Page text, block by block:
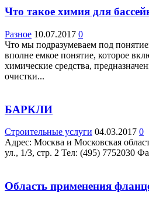
Что такое химия для
Разное 10.07.2017 0
Что мы подразумеваем под
вполне емкое понятие, которое
химические средства,
очистки...
БАРКЛИ
Строительные услуги 04.03.2017 0
Адрес: Москва и Московская
ул., 1/3, стр. 2 Teл: (495) 7752030
Область применения